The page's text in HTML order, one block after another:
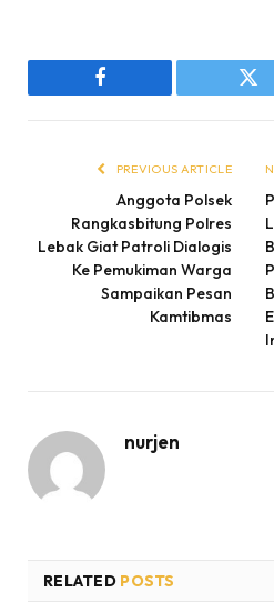
Facebook
PREVIOUS ARTICLE
Anggota Polsek
Rangkasbitung Polres
Lebak Giat Patroli Dialogis
Ke Pemukiman Warga
Sampaikan Pesan
Kamtibmas
nurjen
RELATED POSTS